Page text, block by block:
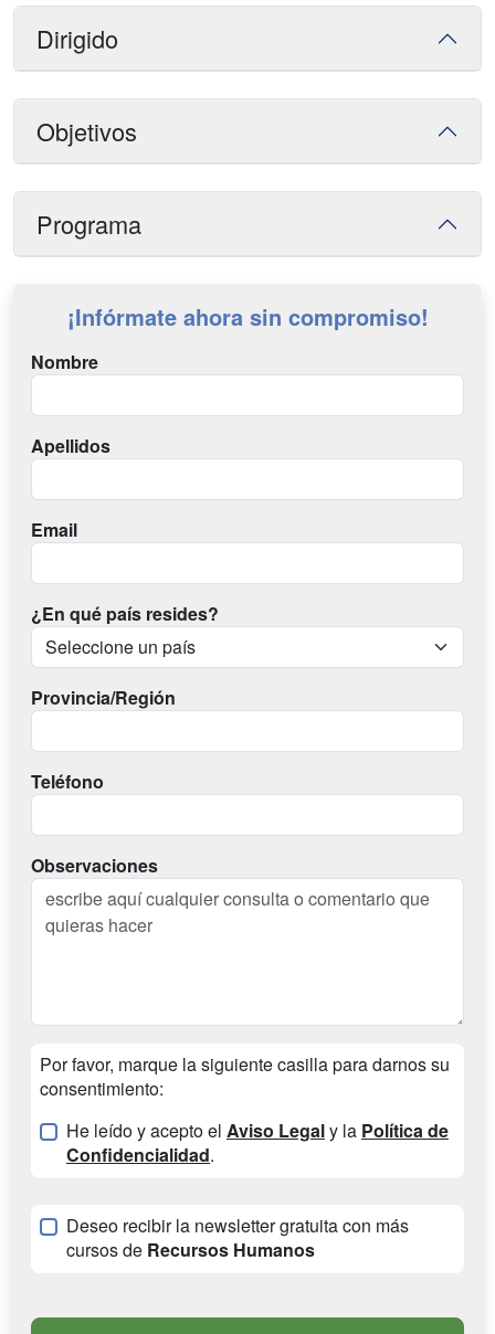
Dirigido
Objetivos
Programa
¡Infórmate ahora sin compromiso!
Nombre
Apellidos
Email
¿En qué país resides?
Provincia/Región
Teléfono
Observaciones
Por favor, marque la siguiente casilla para darnos su
consentimiento:
He leído y acepto el Aviso Legaly la Política de
Confidencialidad.
Deseo recibir la newsletter gratuita con más
cursos de Recursos Humanos